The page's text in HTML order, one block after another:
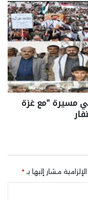
مسيرة "مع غزة
مشار إليها بـ *